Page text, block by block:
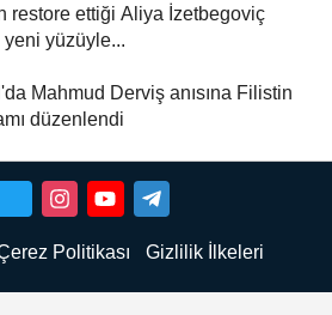
restore ettiği Aliya İzetbegoviç
yeni yüzüyle...
Mahmud Derviş anısına Filistin
düzenlendi
Politikası Gizlilik İlkeleri